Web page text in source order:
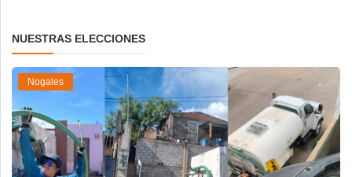
NUESTRAS ELECCIONES
Nogales